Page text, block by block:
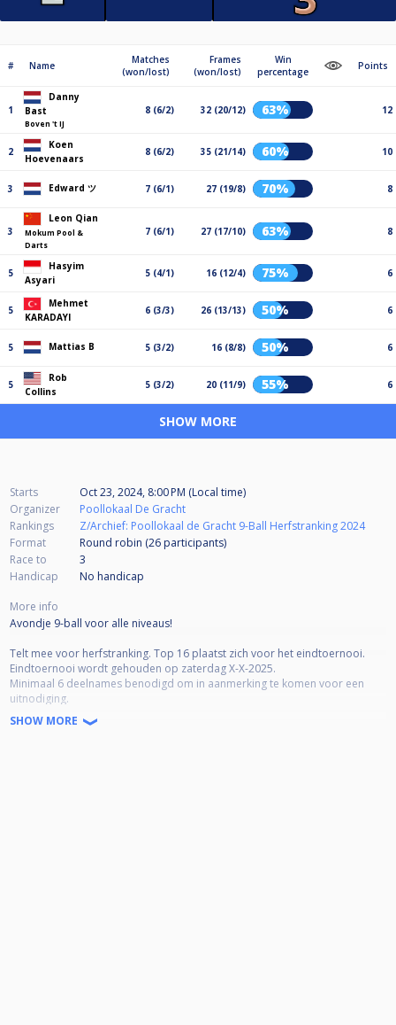
# Name
Matches
(won/lost)
Frames
(won/lost)
Win
percentage
Points
1
Danny
Bast
Boven 't IJ
8 (6/2) 32 (20/12) 63% 12
2
Koen
Hoevenaars
8 (6/2) 35 (21/14) 60% 10
3 Edward ツ 7 (6/1) 27 (19/8) 70% 8
3
Leon Qian
Mokum Pool &
Darts
7 (6/1) 27 (17/10) 63% 8
5
Hasyim
Asyari
5 (4/1) 16 (12/4) 75% 6
5
Mehmet
KARADAYI
6 (3/3) 26 (13/13) 50% 6
5 Mattias B 5 (3/2) 16 (8/8) 50% 6
5
Rob
Collins
5 (3/2) 20 (11/9) 55% 6
SHOW MORE
Starts
Oct 23, 2024, 8:00 PM (Local time)
Organizer
Poollokaal De Gracht
Rankings
Z/Archief: Poollokaal de Gracht 9-Ball Herfstranking 2024
Format
Round robin (26 participants)
Race to
3
Handicap
No handicap
More info
Avondje 9-ball voor alle niveaus!
Telt mee voor herfstranking. Top 16 plaatst zich voor het eindtoernooi.
Eindtoernooi wordt gehouden op zaterdag X-X-2025.
Minimaal 6 deelnames benodigd om in aanmerking te komen voor een
uitnodiging.
Tournament counts towards the winterranking. Top 16 will be invited for
SHOW MORE